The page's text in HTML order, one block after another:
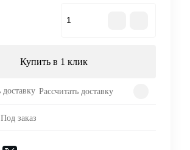
Купить в 1 клик
Рассчитать доставку
Под заказ